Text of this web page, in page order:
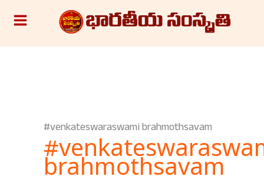
#venkateswaraswami brahmothsavam
brahmothsavam
e
a